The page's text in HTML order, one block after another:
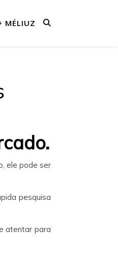
MÉLIUZ
ele pode ser
pesquisa
atentar para